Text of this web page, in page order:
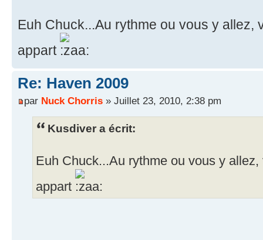
Euh Chuck...Au rythme ou vous y allez,
appart
Re: Haven 2009
par Nuck Chorris » Juillet 23, 2010, 2:38 pm
Kusdiver a écrit:
Euh Chuck...Au rythme ou vous y
appart